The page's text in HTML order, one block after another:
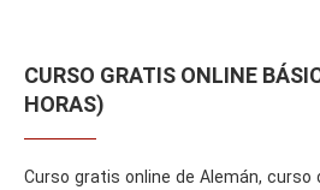
CURSO GRATIS ONLINE
HORAS)
Curso gratis online de Alemán, curso